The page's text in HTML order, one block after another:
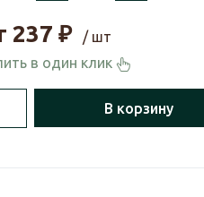
237 ₽
/ шт
в один клик
В корзину